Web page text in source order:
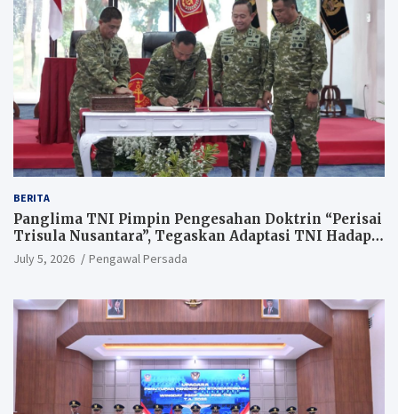
BERITA
Panglima TNI Pimpin Pengesahan Doktrin “Perisai
Trisula Nusantara”, Tegaskan Adaptasi TNI Hadapi
Perang Modern
July 5, 2026 Pengawal Persada